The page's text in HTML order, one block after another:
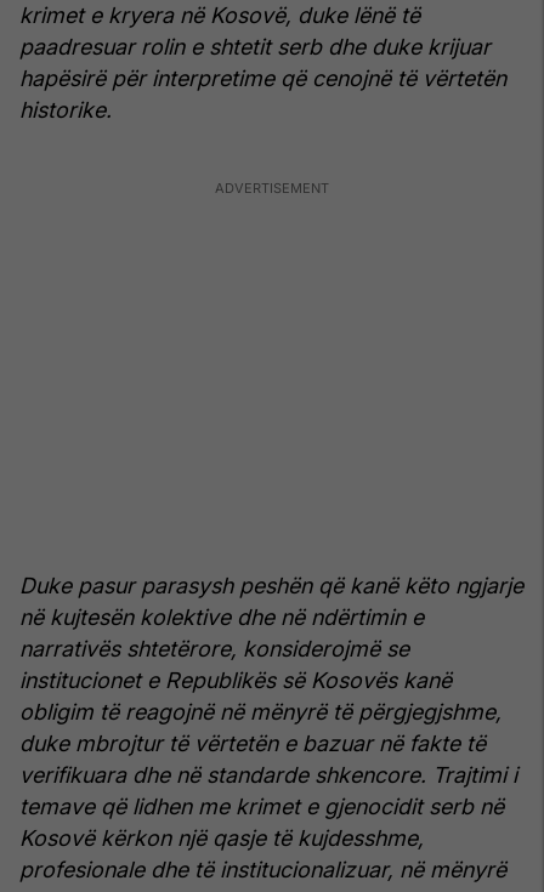
krimet e kryera në Kosovë, duke lënë të
paadresuar rolin e shtetit serb dhe duke krijuar
hapësirë për interpretime që cenojnë të vërtetën
historike.
Duke pasur parasysh peshën që kanë këto ngjarje
në kujtesën kolektive dhe në ndërtimin e
narrativës shtetërore, konsiderojmë se
institucionet e Republikës së Kosovës kanë
obligim të reagojnë në mënyrë të përgjegjshme,
duke mbrojtur të vërtetën e bazuar në fakte të
verifikuara dhe në standarde shkencore. Trajtimi i
temave që lidhen me krimet e gjenocidit serb në
Kosovë kërkon një qasje të kujdesshme,
profesionale dhe të institucionalizuar, në mënyrë